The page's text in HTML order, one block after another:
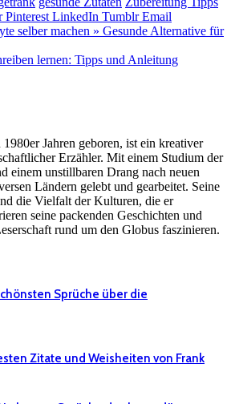
Pinterest LinkedIn Tumblr Email
selber machen » Gesunde Alternative für
lernen: Tipps und Anleitung
Jahren geboren, ist ein kreativer
Erzähler. Mit einem Studium der
einem unstillbaren Drang nach neuen
Ländern gelebt und gearbeitet. Seine
die Vielfalt der Kulturen, die er
seine packenden Geschichten und
rund um den Globus faszinieren.
Sprüche über die
Zitate und Weisheiten von Frank